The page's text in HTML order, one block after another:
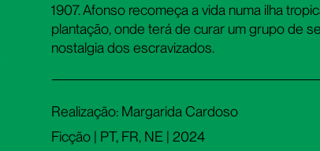
1907. Afonso recomeça a vida numa ilha
plantação, onde terá de curar um grupo de
nostalgia dos escravizados.
Realização: Margarida Cardoso
Ficção | PT, FR, NE | 2024